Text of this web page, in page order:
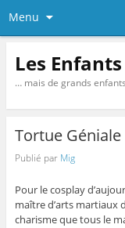
Menu
Les
… mais de grands
Tortue
Publié par Mig
Pour le cosplay
maître d’arts martiaux
charisme que tous le